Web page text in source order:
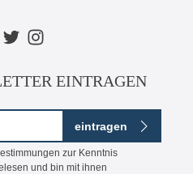
EINTRAGEN
eintragen
zur Kenntnis
und bin mit ihnen